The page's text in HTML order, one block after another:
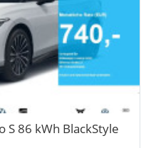
S 86 kWh BlackStyle